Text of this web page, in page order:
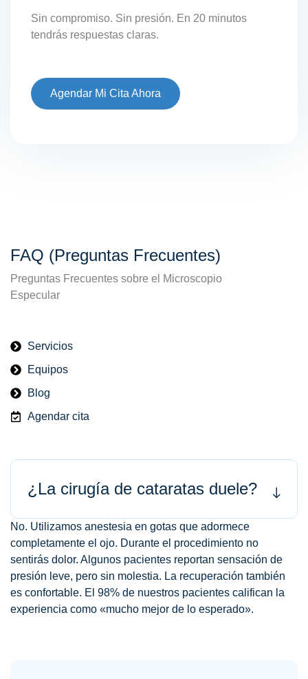
Sin compromiso. Sin presión. En 20 minutos
tendrás respuestas claras.
Agendar Mi Cita Ahora
FAQ (Preguntas Frecuentes)
Preguntas Frecuentes sobre el Microscopio
Especular
Servicios
Equipos
Blog
Agendar cita
¿La cirugía de cataratas duele?
No. Utilizamos anestesia en gotas que adormece
completamente el ojo. Durante el procedimiento no
sentirás dolor. Algunos pacientes reportan sensación de
presión leve, pero sin molestia. La recuperación también
es confortable. El 98% de nuestros pacientes califican la
experiencia como «mucho mejor de lo esperado».